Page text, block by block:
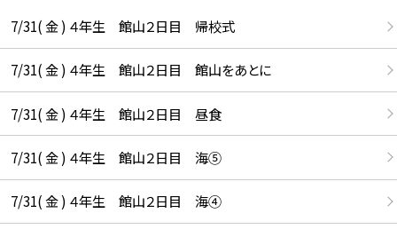
7/31( 金 ) ４年生 館山２日目 帰校式
7/31( 金 ) ４年生 館山２日目 館山をあとに
7/31( 金 ) ４年生 館山２日目 昼食
7/31( 金 ) ４年生 館山２日目 海⑤
7/31( 金 ) ４年生 館山２日目 海④